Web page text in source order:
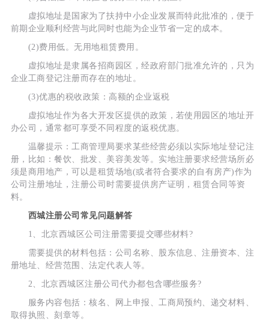
虚拟地址是国家为了扶持中小企业发展而特此批准的，便于
前期企业顺利经营与此同时也能为企业节省一定的成本。
(2)费用低。无用地租赁费用。
虚拟地址是隶属各招商园区，经政府部门批准允许的，只为
企业工商登记注册而存在的地址。
(3)优惠的税收政策：高额的企业返税
虚拟地址作为各大开发区提供的政策，若使用园区的地址开
办公司，通常都可享受不同程度的返税优惠。
温馨提示：工商管理局要求某些经营必须以实际地址登记注
册，比如：餐饮、批发、美容美发等。实地注册要求经营场所必
须是商用地产，可以是租赁场地(或者符合要求的自有房产)作为
公司注册地址，注册公司时需要提供房产证明，租赁合同等资
料。
西城注册公司常见问题解答
1、北京西城区公司注册需要提交哪些材料?
需要提供的材料包括：公司名称、股东信息、注册资本、注
册地址、经营范围、法定代表人等。
2、北京西城区注册公司代办都包含哪些服务?
服务内容包括：核名、网上申报、工商局预约、递交材料、
取得执照、刻章等。